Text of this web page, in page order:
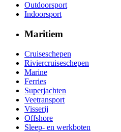
Outdoorsport
Indoorsport
Maritiem
Cruiseschepen
Riviercruiseschepen
Marine
Ferries
Superjachten
Veetransport
Visserij
Offshore
Sleep- en werkboten